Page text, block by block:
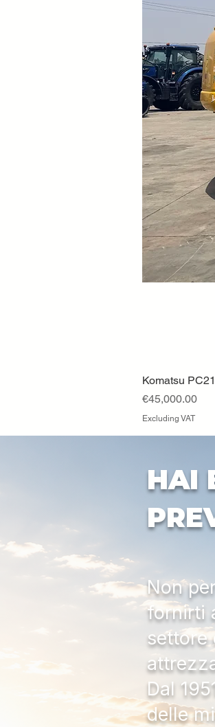
Komatsu
Price
€45,000.00
Excluding VAT
HAI
Non
fornirti
settore
Dal
delle